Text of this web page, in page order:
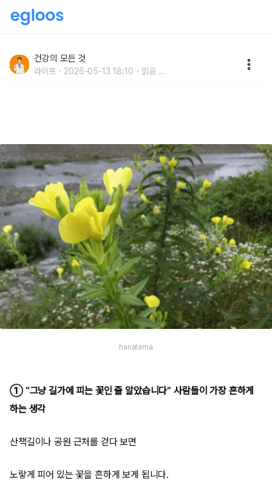
무시당하는 '이 식물'
건강의 모든 것
라이프 2026-05-13 18:10 읽음 ...
hanatama
① “그냥 길가에 피는 꽃인 줄 알았습니다” 사람들이 가장 흔하게
하는 생각
산책길이나 공원 근처를 걷다 보면
노랗게 피어 있는 꽃을 흔하게 보게 됩니다.